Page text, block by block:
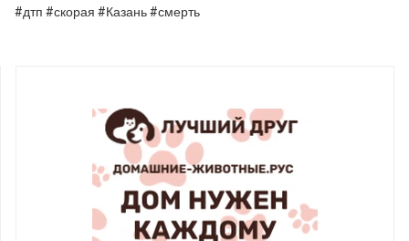
#дтп #скорая #Казань #смерть